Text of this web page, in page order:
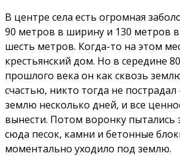
В центре села есть огромная
90 метров в ширину и 130 метров в
шесть метров. Когда-то на этом
крестьянский дом. Но в середине
прошлого века он как сквозь
счастью, никто тогда не
землю несколько дней, и все
вынести. Потом воронку пытались
сюда песок, камни и бетонные
моментально уходило под землю.